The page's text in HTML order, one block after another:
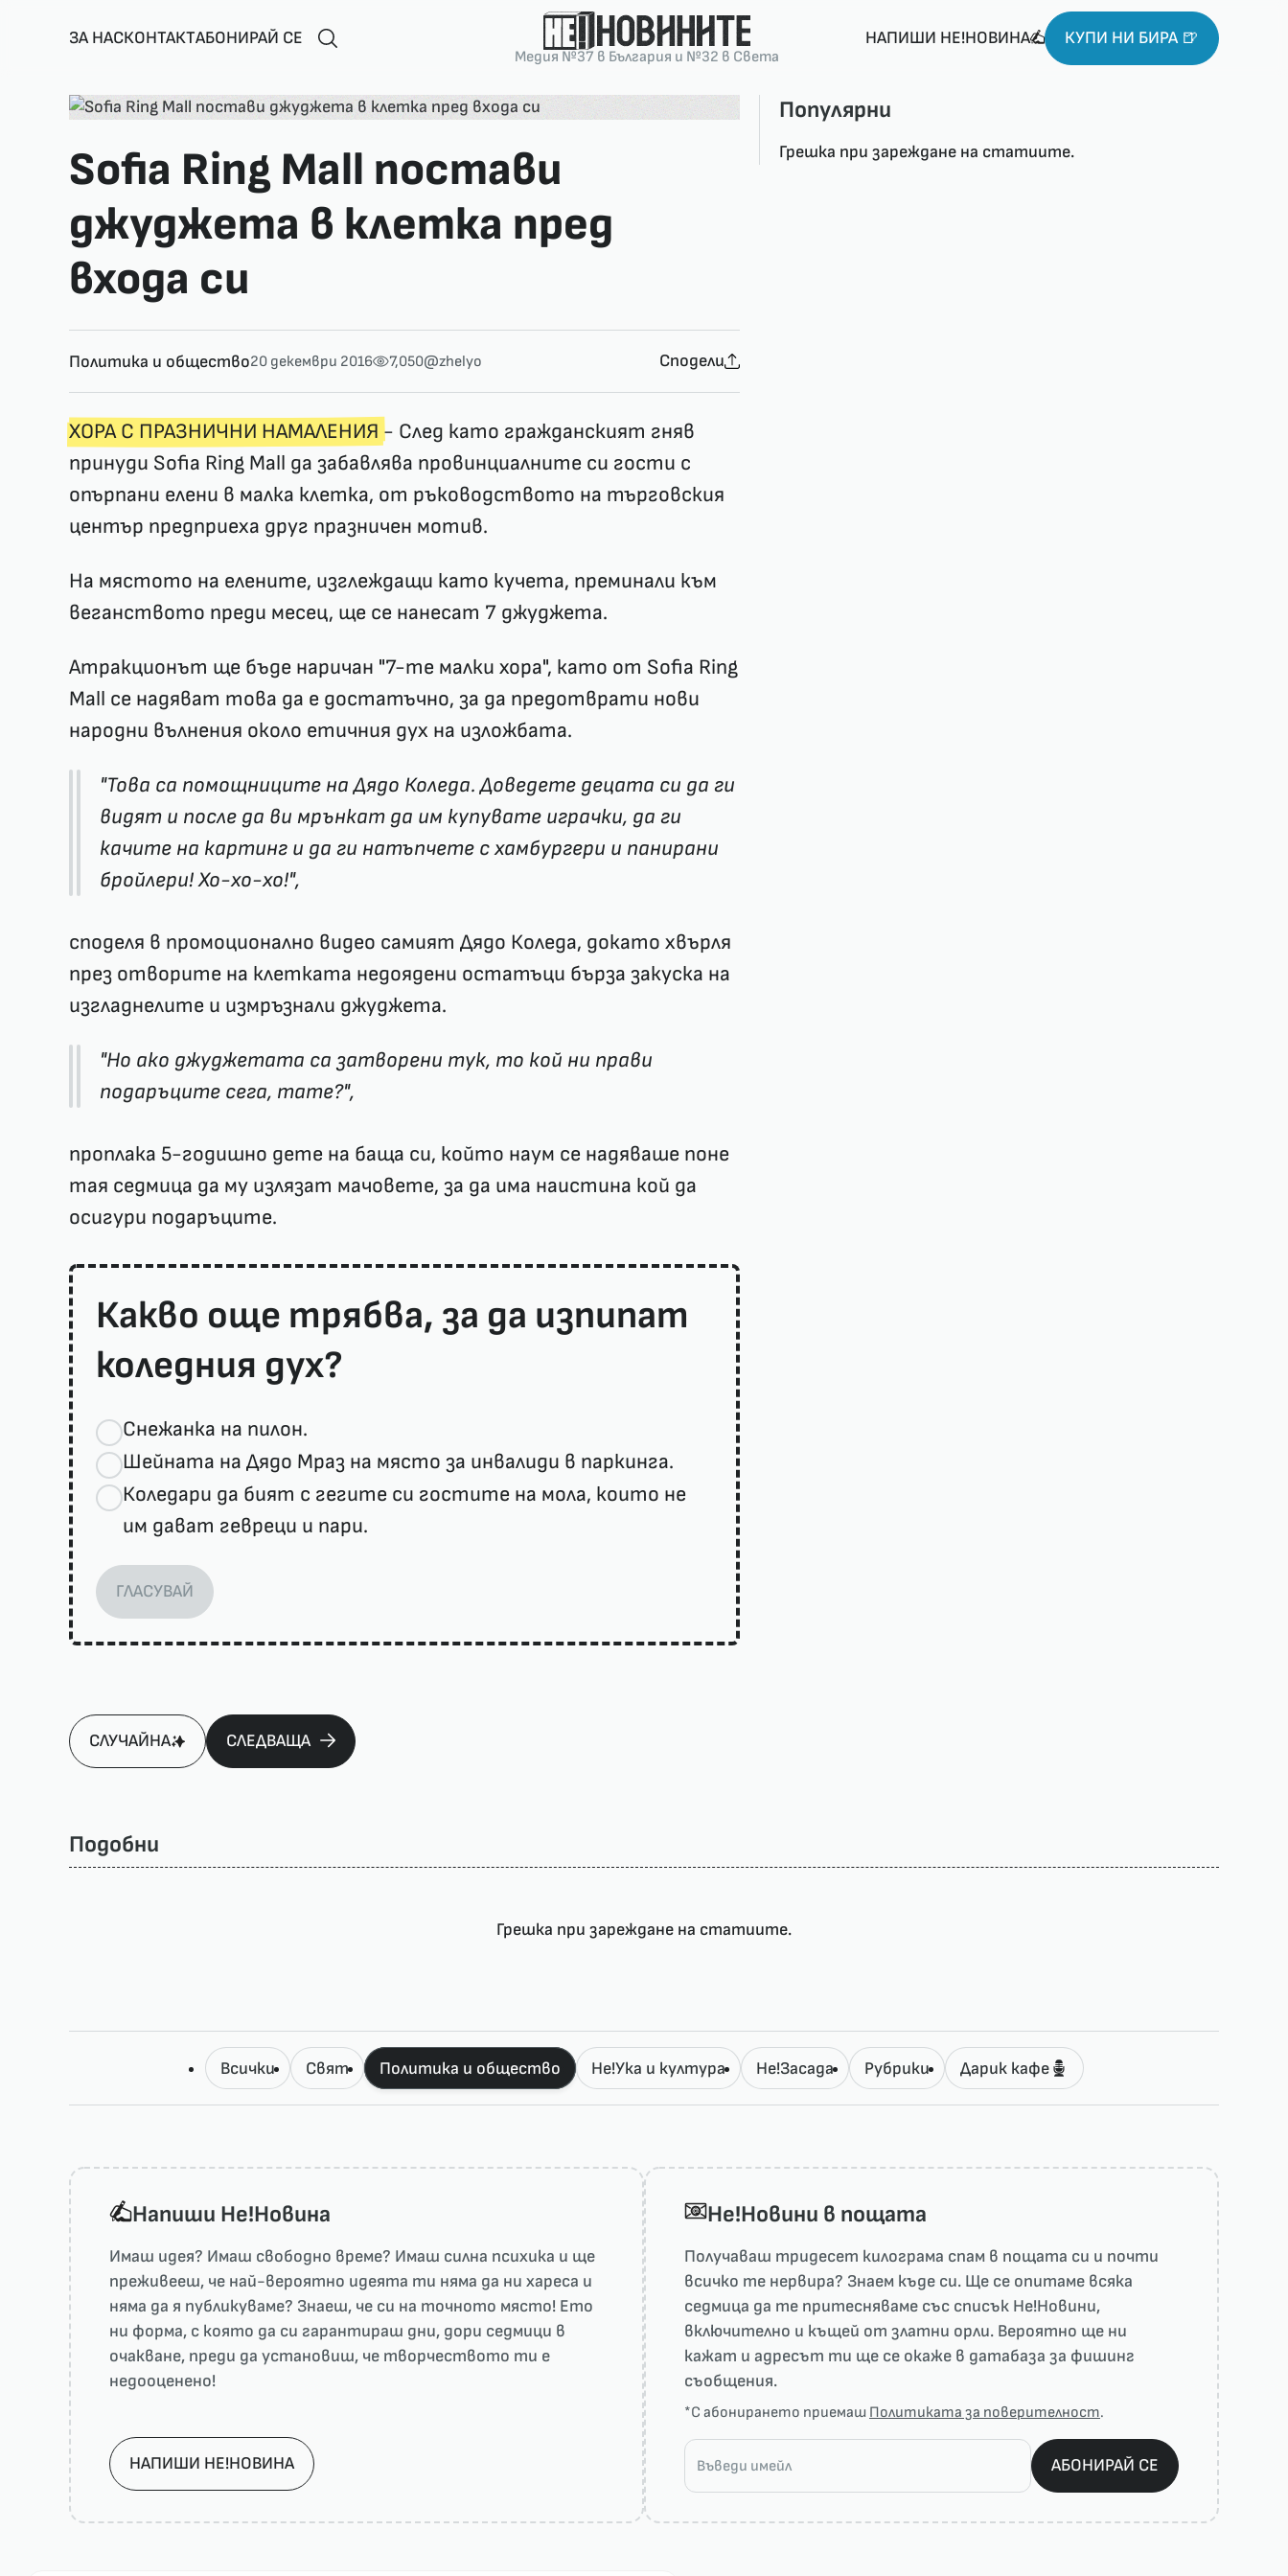
ЗА НАСКОНТАКТАБОНИРАЙ СЕ
Медия №37 в България и №32 в Света
НАПИШИ НЕ!НОВИНА КУПИ НИ БИРА 🍺
Sofia Ring Mall постави
джуджета в клетка пред
входа си
Политика и общество20 декември 2016 7,050@zhelyo Сподели
ХОРА С ПРАЗНИЧНИ НАМАЛЕНИЯ - След като гражданският гняв
принуди Sofia Ring Mall да забавлява провинциалните си гости с
опърпани елени в малка клетка, от ръководството на търговския
център предприеха друг празничен мотив.
На мястото на елените, изглеждащи като кучета, преминали към
веганството преди месец, ще се нанесат 7 джуджета.
Атракционът ще бъде наричан "7-те малки хора", като от Sofia Ring
Mall се надяват това да е достатъчно, за да предотврати нови
народни вълнения около етичния дух на изложбата.
"Това са помощниците на Дядо Коледа. Доведете децата си да ги
видят и после да ви мрънкат да им купувате играчки, да ги
качите на картинг и да ги натъпчете с хамбургери и панирани
бройлери! Хо-хо-хо!",
споделя в промоционално видео самият Дядо Коледа, докато хвърля
през отворите на клетката недоядени остатъци бърза закуска на
изгладнелите и измръзнали джуджета.
"Но ако джуджетата са затворени тук, то кой ни прави
подаръците сега, тате?",
проплака 5-годишно дете на баща си, който наум се надяваше поне
тая седмица да му излязат мачовете, за да има наистина кой да
осигури подаръците.
Какво още трябва, за да изпипат
коледния дух?
Снежанка на пилон.
Шейната на Дядо Мраз на място за инвалиди в паркинга.
Коледари да бият с гегите си гостите на мола, които не
им дават гевреци и пари.
ГЛАСУВАЙ
СЛУЧАЙНА СЛЕДВАЩА
Популярни
Грешка при зареждане на статиите.
Подобни
Грешка при зареждане на статиите.
Всички Свят Политика и общество Не!Ука и култура Не!Засада Рубрики Дарик кафе
Напиши He!Новина
Имаш идея? Имаш свободно време? Имаш силна психика и ще
преживееш, че най-вероятно идеята ти няма да ни харесa и
няма да я публикуваме? Знаеш, че си на точното място! Ето
ни форма, с която да си гарантираш дни, дори седмици в
очакване, преди да установиш, че творчеството ти е
недооценено!
НАПИШИ НЕ!НОВИНА
He!Новини в пощата
Получаваш тридесет килограма спам в пощата си и почти
всичко те нервира? Знаем къде си. Ще се опитаме всяка
седмица да те притесняваме със списък He!Новини,
включително и къщей от златни орли. Вероятно ще ни
кажат и адресът ти ще се окаже в датабаза за фишинг
съобщения.
*С абонирането приемаш Политиката за поверителност.
АБОНИРАЙ СЕ